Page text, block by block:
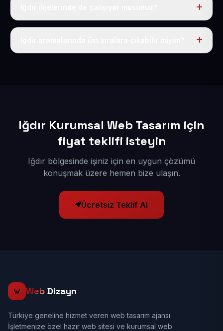
Elbette; Iğdır iline bağlı bütün ilçelere uzaktan ve
Iğdır Kurumsal Web Tasarım için
fiyat teklifi isteyin
Iğdır bölgesinde işiniz için en uygun çözümü
konuşmak üzere hemen bize ulaşın.
Ücretsiz Teklif Al
Web Dizayn
Türkiye geneline hizmet veren web tasarım ajansı.
İşletmenize özel hazır web sitesi ve kurumsal web